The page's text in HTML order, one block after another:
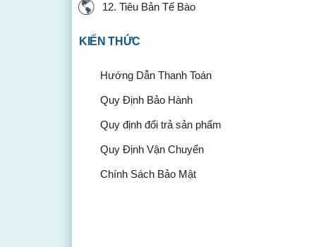
12. Tiêu Bản Tế Bào
KIẾN THỨC
Hướng Dẫn Thanh Toán
Quy Định Bảo Hành
Quy định đổi trả sản phẩm
Quy Định Vận Chuyển
Chính Sách Bảo Mật